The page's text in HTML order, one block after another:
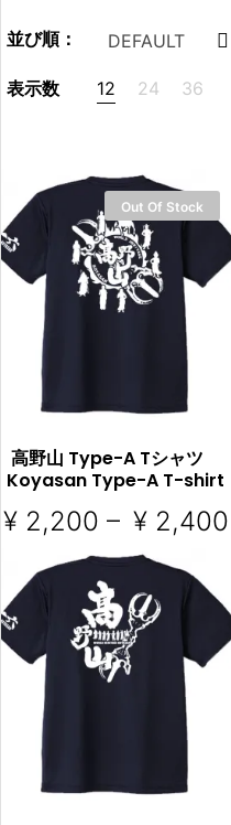
並び順： DEFAULT
表示数 12 24
36
Out Of Stock
オプションを選択
COMP
高野山 Type-A Tシャツ
Koyasan Type-A T-shirt
¥2,200 – ¥2,400